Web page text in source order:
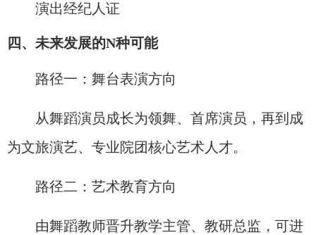
演出经纪人证
四、未来发展的N种可能
路径一：舞台表演方向
从舞蹈演员成长为领舞、首席演员，再到成
为文旅演艺、专业院团核心艺术人才。
路径二：艺术教育方向
由舞蹈教师晋升教学主管、教研总监，可进